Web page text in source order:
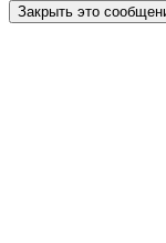
Закрыть это